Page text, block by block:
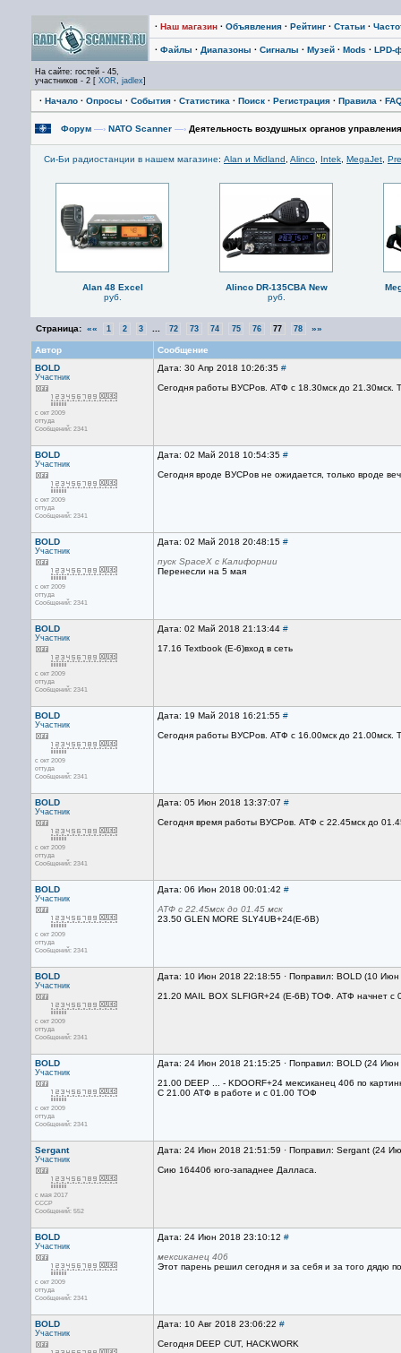
· Наш магазин · Объявления · Рейтинг · Статьи ·
· Файлы · Диапазоны · Сигналы · Музей · Mods · LPD-
На сайте: гостей - 45,
участников - 2 [ XOR, jadlex]
· Начало · Опросы · События · Статистика · Поиск · Регистрация · Правила ·
Форум —› NATO Scanner —› Деятельность воздушных органов управления
Си-Би радиостанции в нашем магазине: Alan и Midland Alinco Intek MegaJet
Alan 48 Excel
руб.
Alinco DR-135CBA New
руб.
Страница: «« 1 2 3 72 73 74 75 76 77 78 »»
Автор
Сообщение
BOLD
Участник
с окт 2009
оттуда
Сообщений: 2341
Дата: 30 Апр 2018 10:26:35 #
Сегодня работы ВУСРов. АТФ с 18.30мск до 21.30мск.
BOLD
Участник
с окт 2009
оттуда
Сообщений: 2341
Дата: 02 Май 2018 10:54:35 #
Сегодня вроде ВУСРов не ожидается, только вроде
BOLD
Участник
с окт 2009
оттуда
Сообщений: 2341
Дата: 02 Май 2018 20:48:15 #
пуск SpaceX с Калифорнии
Перенесли на 5 мая
BOLD
Участник
с окт 2009
оттуда
Сообщений: 2341
Дата: 02 Май 2018 21:13:44 #
17.16 Textbook (E-6)вход в сеть
BOLD
Участник
с окт 2009
оттуда
Сообщений: 2341
Дата: 19 Май 2018 16:21:55 #
Сегодня работы ВУСРов. АТФ с 16.00мск до 21.00мск.
BOLD
Участник
с окт 2009
оттуда
Сообщений: 2341
Дата: 05 Июн 2018 13:37:07 #
Сегодня время работы ВУСРов. АТФ с 22.45мск до
BOLD
Участник
с окт 2009
оттуда
Сообщений: 2341
Дата: 06 Июн 2018 00:01:42 #
АТФ с 22.45мск до 01.45 мск
23.50 GLEN MORE SLY4UB+24(E-6B)
BOLD
Участник
с окт 2009
оттуда
Сообщений: 2341
Дата: 10 Июн 2018 22:18:55 · Поправил: BOLD (10
21.20 MAIL BOX SLFIGR+24 (E-6B) ТОФ. АТФ начнет с
BOLD
Участник
с окт 2009
оттуда
Сообщений: 2341
Дата: 24 Июн 2018 21:15:25 · Поправил: BOLD (24
21.00 DEEP ... - KDOORF+24 мексиканец 406 по
С 21.00 АТФ в работе и с 01.00 ТОФ
Sergant
Участник
с мая 2017
CCCP
Сообщений: 552
Дата: 24 Июн 2018 21:51:59 · Поправил: Sergant (24
Сию 164406 юго-западнее Далласа.
BOLD
Участник
с окт 2009
оттуда
Сообщений: 2341
Дата: 24 Июн 2018 23:10:12 #
мексиканец 406
Этот парень решил сегодня и за себя и за того дядю
BOLD
Участник
Дата: 10 Авг 2018 23:06:22 #
Сегодня DEEP CUT, HACKWORK